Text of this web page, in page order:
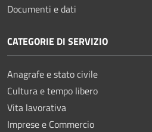
Documenti e dati
CATEGORIE DI SERVIZIO
Anagrafe e stato civile
Cultura e tempo libero
Vita lavorativa
Imprese e Commercio